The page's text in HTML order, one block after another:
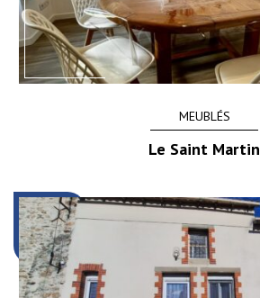
MEUBLÉS
Le Saint Martin